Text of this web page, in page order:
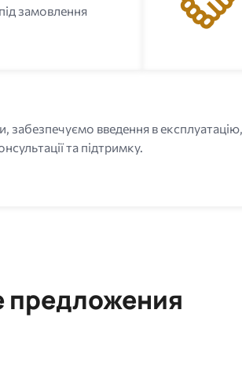
замовлення
забезпечуємо введення в експлуатацію,
та підтримку.